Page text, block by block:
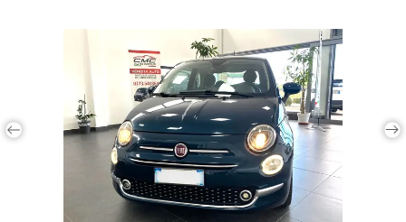
Auto Nuove
Noleggio a lungo termine
Auto d'epoca